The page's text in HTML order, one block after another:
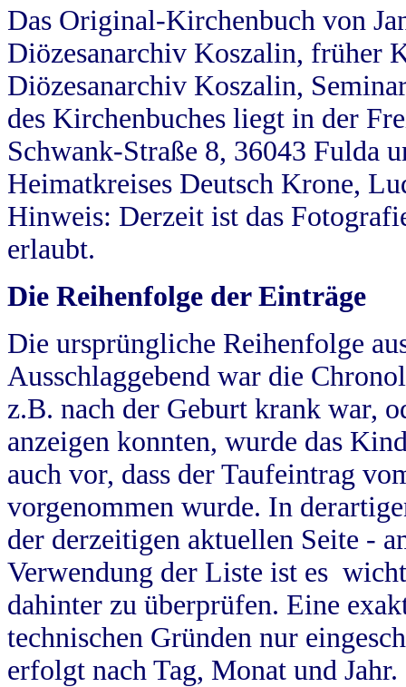
Das Original-Kirchenbuch von
Diözesanarchiv Koszalin, früher
Diözesanarchiv Koszalin,
des Kirchenbuches liegt in der
Schwank-Straße 8, 36043 Fulda
Heimatkreises Deutsch Krone,
Hinweis: Derzeit ist das
erlaubt.
Die Reihenfolge der Einträge
Die ursprüngliche Reihenfolge
Ausschlaggebend war die
z.B. nach der Geburt krank war,
anzeigen konnten, wurde das
auch vor, dass der Taufeintrag
vorgenommen wurde. In
der derzeitigen aktuellen Seite -
Verwendung der Liste ist es
dahinter zu überprüfen. Eine
technischen Gründen nur
erfolgt nach Tag, Monat und Jahr.